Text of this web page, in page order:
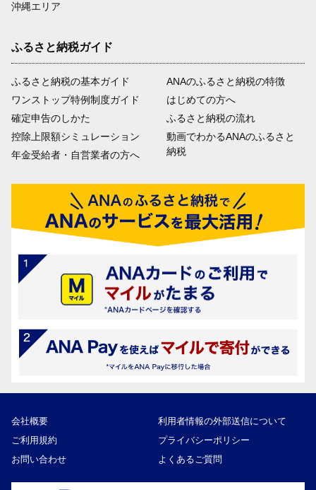
沖縄エリア
ふるさと納税ガイド
ふるさと納税の基本ガイド
ワンストップ特例制度ガイド
確定申告のしかた
控除上限額シミュレーション
年金受給者・自営業者の方へ
ANAのふるさと納税の特徴
はじめての方へ
ふるさと納税の流れ
動画でわかるANAのふるさと
納税
会社概要
利用者情報の外部送信について
ご利用規約
プライバシーポリシー
お問い合わせ
よくあるご質問